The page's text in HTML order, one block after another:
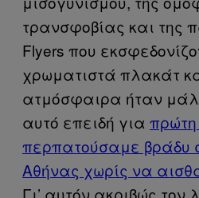
τρανσφοβίας και της
Flyers που
χρωματιστά πλακάτ
ατμόσφαιρα ήταν
αυτό επειδή για
περπατούσαμε βράδυ
Αθήνας χωρίς να
Γι’ αυτόν ακριβώς τον